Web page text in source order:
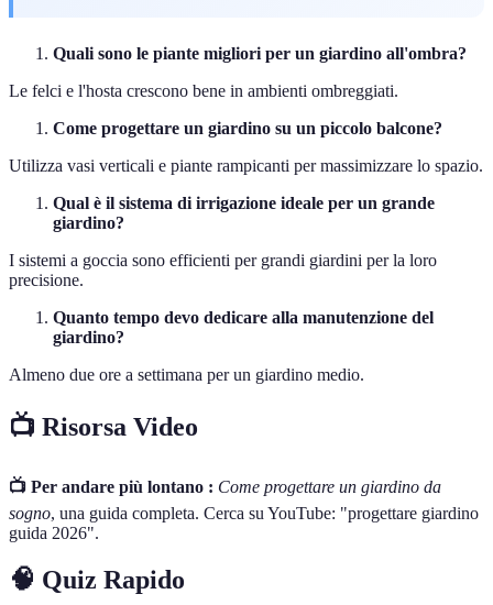
Quali sono le piante migliori per un giardino all'ombra?
Le felci e l'hosta crescono bene in ambienti ombreggiati.
Come progettare un giardino su un piccolo balcone?
Utilizza vasi verticali e piante rampicanti per massimizzare lo spazio.
Qual è il sistema di irrigazione ideale per un grande
giardino?
I sistemi a goccia sono efficienti per grandi giardini per la loro
precisione.
Quanto tempo devo dedicare alla manutenzione del
giardino?
Almeno due ore a settimana per un giardino medio.
📺 Risorsa Video
📺 Per andare più lontano : Come progettare un giardino da
sogno, una guida completa. Cerca su YouTube: "progettare giardino
guida 2026".
🧠 Quiz Rapido